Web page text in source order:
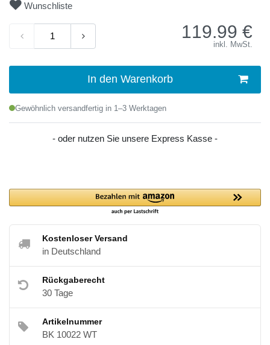
Wunschliste
119.99 €
inkl. MwSt.
In den Warenkorb
Gewöhnlich versandfertig in 1–3 Werktagen
- oder nutzen Sie unsere Express Kasse -
Kostenloser Versand
in Deutschland
Rückgaberecht
30 Tage
Artikelnummer
BK 10022 WT